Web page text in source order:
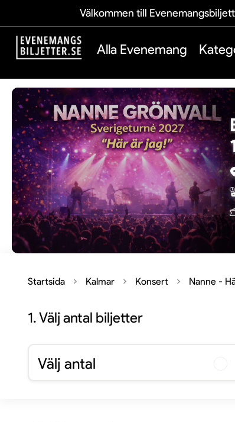
Välkommen till
Alla Evenemang
Startsida Kalmar Konsert Nanne -
1.Välj antal biljetter
Välj antal